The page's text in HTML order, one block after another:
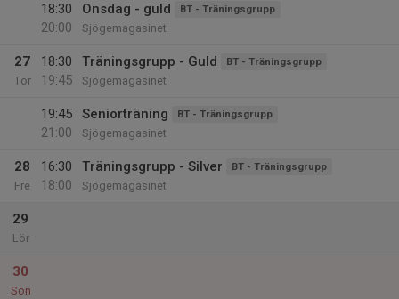
18:30
20:00
Onsdag - guld BT - Träningsgrupp
Sjögemagasinet
27
Tor
18:30
19:45
Träningsgrupp - Guld BT - Träningsgrupp
Sjögemagasinet
19:45
21:00
Seniorträning BT - Träningsgrupp
Sjögemagasinet
28
Fre
16:30
18:00
Träningsgrupp - Silver BT - Träningsgrupp
Sjögemagasinet
29
Lör
30
Sön